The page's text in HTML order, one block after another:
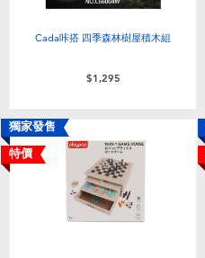
Cada咔搭 四季森林樹屋積木組
$1,295
獨家發售
特價